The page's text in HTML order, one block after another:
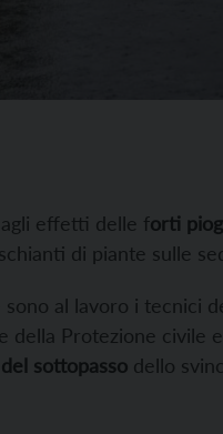
effetti delle forti
di piante sulle
al lavoro i tecnici
della Protezione civile
sottopasso dello